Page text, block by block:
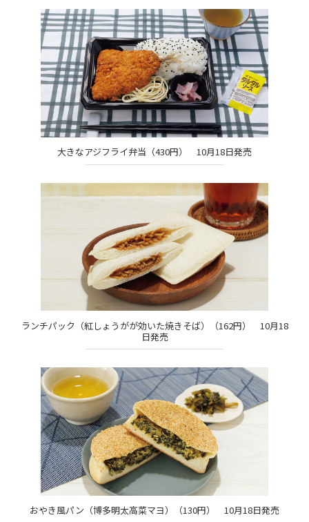
大きなアジフライ弁当（430円） 10月18日発売
ランチパック（紅しょうがが効いた焼きそば）（162円） 10月18
日発売
おやき風パン（博多明太高菜マヨ）（130円） 10月18日発売